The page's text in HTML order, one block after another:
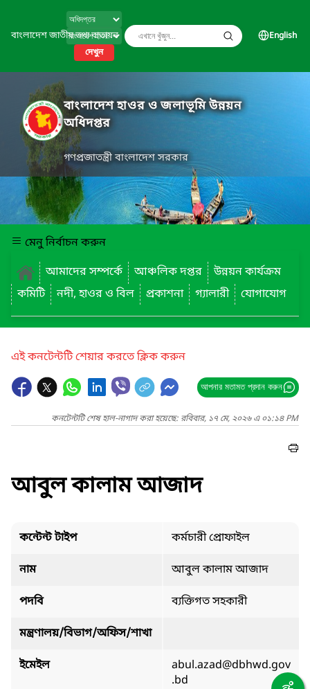
বাংলাদেশ জাতীয় তথ্য বাতায়ন
দেখুন
English
বাংলাদেশ হাওর ও জলাভূমি উন্নয়ন
অধিদপ্তর
গণপ্রজাতন্ত্রী বাংলাদেশ সরকার
মেনু নির্বাচন করুন
আমাদের সম্পর্কে
আঞ্চলিক দপ্তর
উন্নয়ন কার্যক্রম
কমিটি
নদী, হাওর ও বিল প্রকাশনা গ্যালারী যোগাযোগ
এই কনটেন্টটি শেয়ার করতে ক্লিক করুন
আপনার মতামত প্রদান করুন
কনটেন্টটি শেষ হাল-নাগাদ করা হয়েছে: রবিবার, ১৭ মে, ২০২৬ এ ০১:১৪ PM
আবুল কালাম আজাদ
কন্টেন্ট টাইপ কর্মচারী প্রোফাইল
নাম আবুল কালাম আজাদ
পদবি ব্যক্তিগত সহকারী
মন্ত্রণালয়/বিভাগ/অফিস/শাখা
ইমেইল
abul.azad@dbhwd.gov
.bd